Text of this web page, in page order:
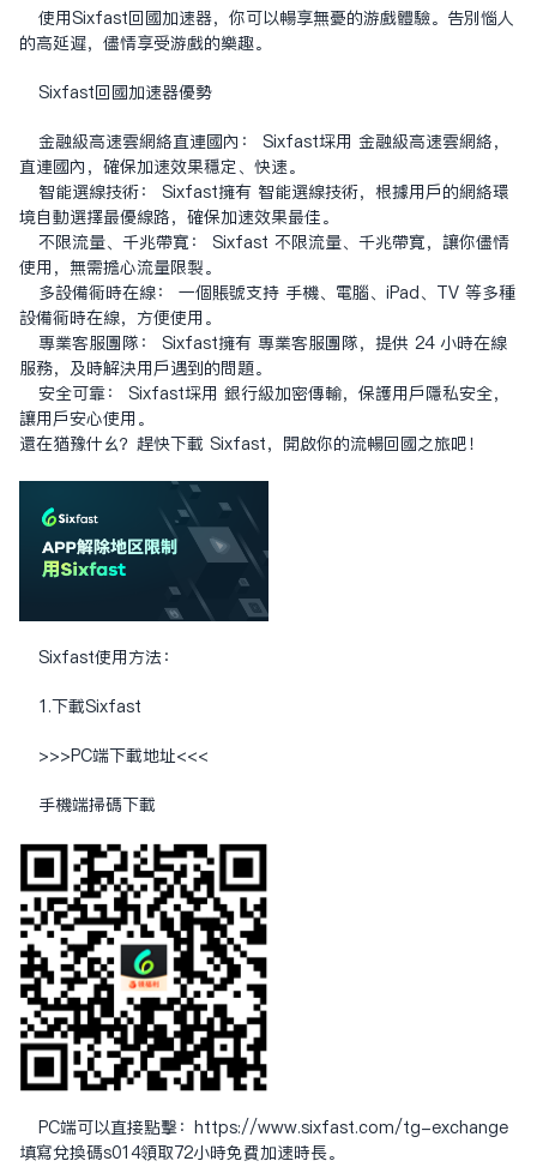
使用Sixfast回国加速器，你可以畅享无忧的游戏体验。告别恼人
的高延迟，尽情享受游戏的乐趣。
Sixfast回国加速器优势
金融级高速云网络直连国内： Sixfast采用 金融级高速云网络，
直连国内，确保加速效果稳定、快速。
智能选线技术： Sixfast拥有 智能选线技术，根据用户的网络环
境自动选择最优线路，确保加速效果最佳。
不限流量、千兆带宽： Sixfast 不限流量、千兆带宽，让你尽情
使用，无需担心流量限制。
多设备同时在线： 一个账号支持 手机、电脑、iPad、TV 等多种
设备同时在线，方便使用。
专业客服团队： Sixfast拥有 专业客服团队，提供 24 小时在线
服务，及时解决用户遇到的问题。
安全可靠： Sixfast采用 银行级加密传输，保护用户隐私安全，
让用户安心使用。
还在犹豫什么？赶快下载 Sixfast，开启你的流畅回国之旅吧！
Sixfast使用方法：
1.下载Sixfast
>>>PC端下载地址<<<
手机端扫码下载
PC端可以直接点击： https://www.sixfast.com/tg-exchange
填写兑换码s014领取72小时免费加速时长。